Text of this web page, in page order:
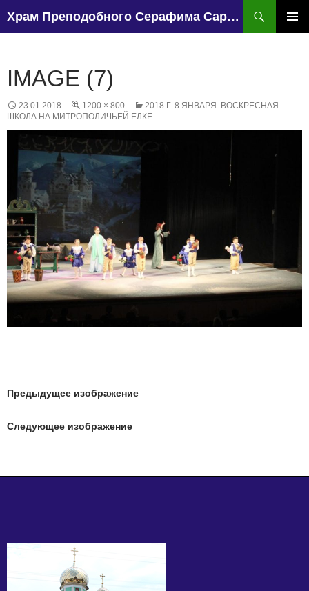
Храм Преподобного Серафима Саровского, поселок Чапаево.
IMAGE (7)
23.01.2018 1200 × 800
2018 Г. 8 ЯНВАРЯ. ВОСКРЕСНАЯ
ШКОЛА НА МИТРОПОЛИЧЬЕЙ ЕЛКЕ.
Предыдущее изображение
Следующее изображение